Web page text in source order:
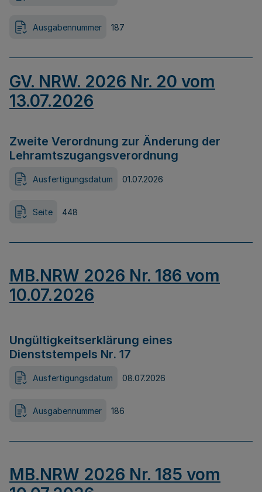
Ausgabennummer 187
GV. NRW. 2026 Nr. 20 vom
13.07.2026
Zweite Verordnung zur Änderung der
Lehramtszugangsverordnung
Ausfertigungsdatum 01.07.2026
Seite 448
MB.NRW 2026 Nr. 186 vom
10.07.2026
Ungültigkeitserklärung eines
Dienststempels Nr. 17
Ausfertigungsdatum 08.07.2026
Ausgabennummer 186
MB.NRW 2026 Nr. 185 vom